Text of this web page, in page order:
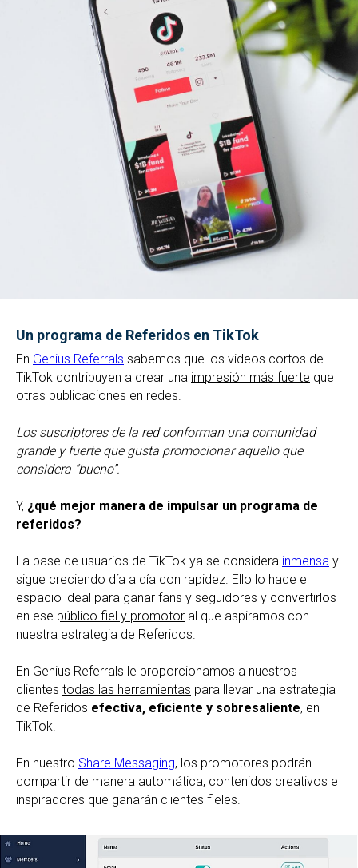
Un programa de Referidos en TikTok
En Genius Referrals sabemos que los videos cortos de
TikTok contribuyen a crear una impresión más fuerte que
otras publicaciones en redes.
Los suscriptores de la red conforman una comunidad
grande y fuerte que gusta promocionar aquello que
considera “bueno”.
Y, ¿qué mejor manera de impulsar un programa de
referidos?
La base de usuarios de TikTok ya se considera inmensa y
sigue creciendo día a día con rapidez. Ello lo hace el
espacio ideal para ganar fans y seguidores y convertirlos
en ese público fiel y promotor al que aspiramos con
nuestra estrategia de Referidos.
En Genius Referrals le proporcionamos a nuestros
clientes todas las herramientas para llevar una estrategia
de Referidos efectiva, eficiente y sobresaliente, en
TikTok.
En nuestro Share Messaging, los promotores podrán
compartir de manera automática, contenidos creativos e
inspiradores que ganarán clientes fieles.